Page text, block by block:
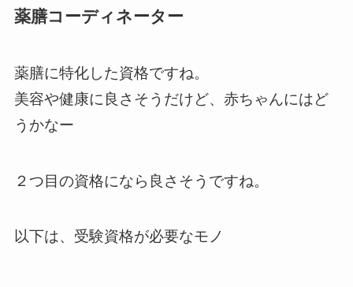
薬膳コーディネーター
薬膳に特化した資格ですね。
美容や健康に良さそうだけど、赤ちゃんにはど
うかなー
２つ目の資格になら良さそうですね。
以下は、受験資格が必要なモノ